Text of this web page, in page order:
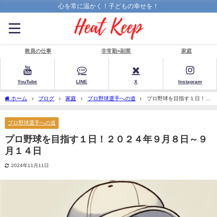
心を常に温かく！子どもの幸せを！
教員の仕事 非常勤×副業 家庭
YouTube LINE X Instagram
ホーム ブログ 家庭 プロ野球選手への道
プロ野球を目指す１日！２
０２４年９月８日～９月１４日
プロ野球選手への道
プロ野球を目指す１日！２０２４年９月８日～９
月１４日
2024年11月11日